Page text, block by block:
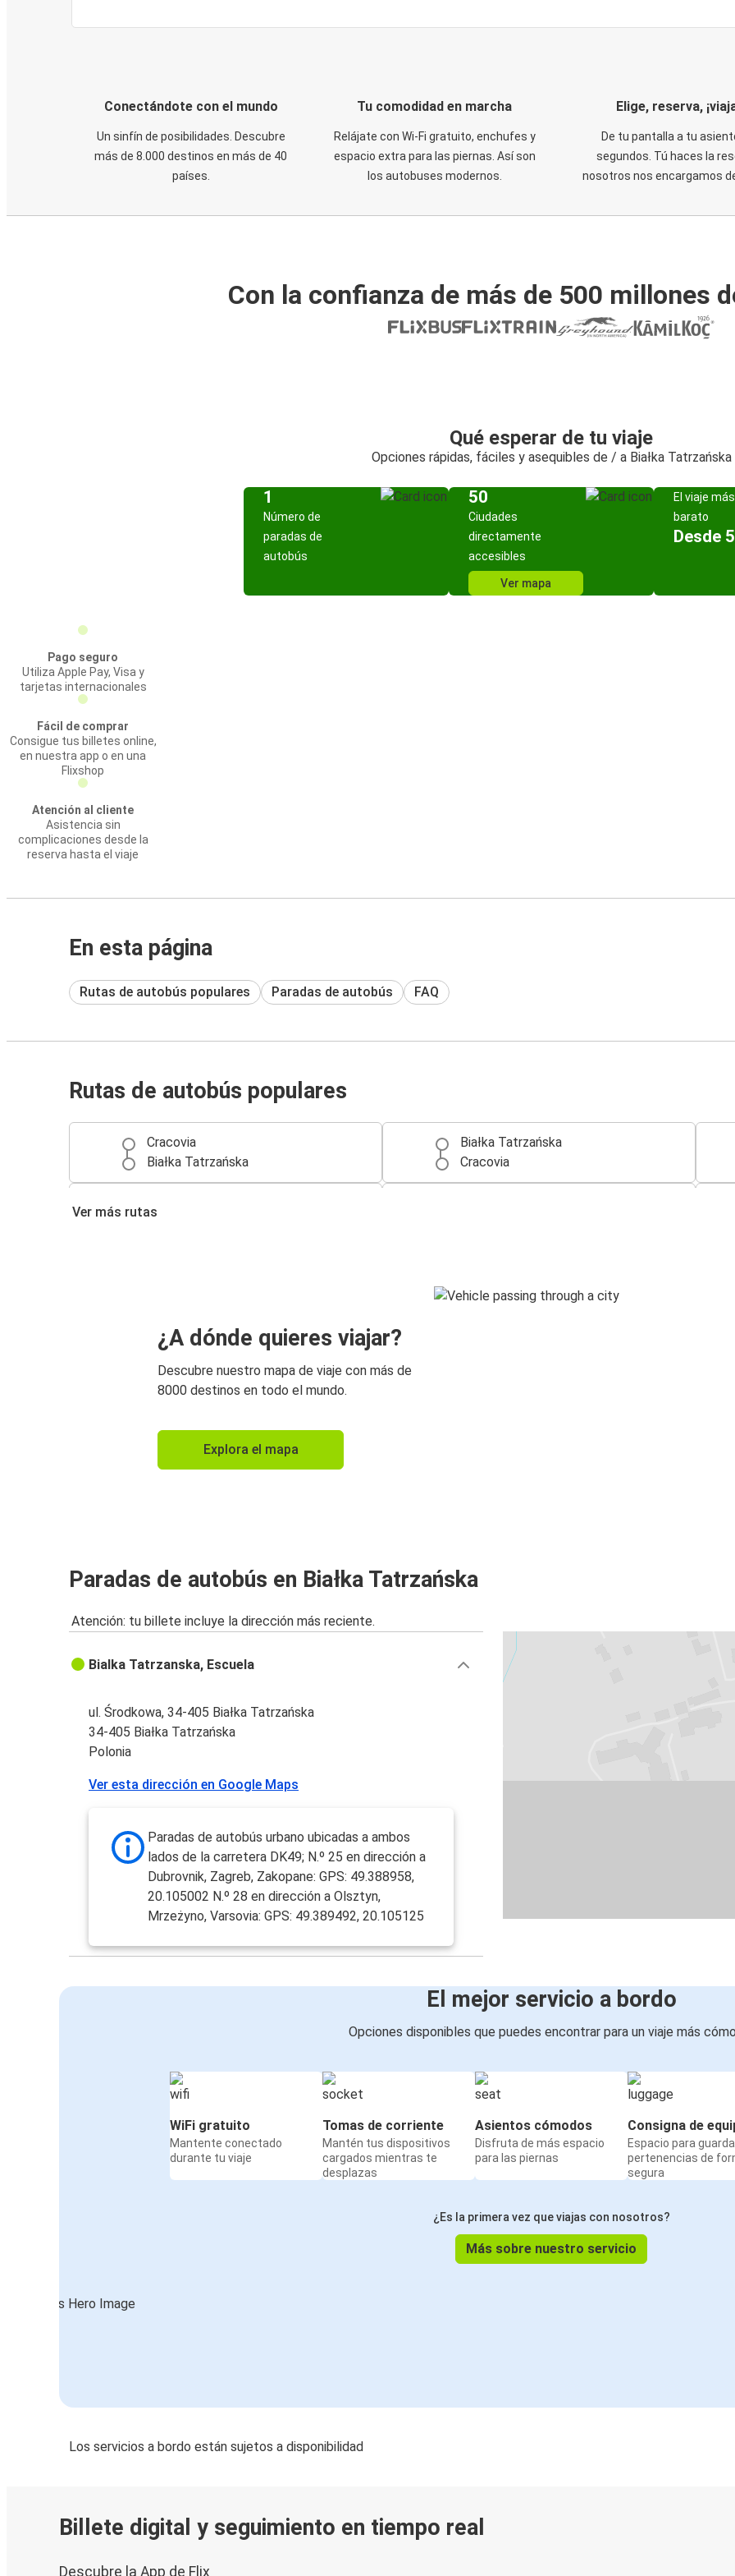
Conectándote con el mundo
Un sinfín de posibilidades. Descubre
más de 8.000 destinos en más de 40
países.
Tu comodidad en marcha
Relájate con Wi-Fi gratuito, enchufes y
espacio extra para las piernas. Así son
los autobuses modernos.
Elige, reserva,
De tu pantalla a tu
segundos. Tú haces la
nosotros nos encargamos
Con la confianza de más de 500 millones
Qué esperar de tu viaje
Opciones rápidas, fáciles y asequibles de / a Białka Tatrzańska
1
Número de
paradas de
autobús
50
Ciudades
directamente
accesibles
Ver mapa
El viaje más
barato
Desde
Pago seguro
Utiliza Apple Pay, Visa y
tarjetas internacionales
Fácil de comprar
Consigue tus billetes online,
en nuestra app o en una
Flixshop
Atención al cliente
Asistencia sin
complicaciones desde la
reserva hasta el viaje
En esta página
Rutas de autobús populares Paradas de autobús FAQ
Rutas de autobús populares
Cracovia
Białka Tatrzańska
Białka Tatrzańska
Cracovia
Ver más rutas
¿A dónde quieres viajar?
Descubre nuestro mapa de viaje con más de
8000 destinos en todo el mundo.
Explora el mapa
Paradas de autobús en Białka Tatrzańska
Atención: tu billete incluye la dirección más reciente.
Bialka Tatrzanska, Escuela
ul. Środkowa, 34-405 Białka Tatrzańska
34-405 Białka Tatrzańska
Polonia
Ver esta dirección en Google Maps
Paradas de autobús urbano ubicadas a ambos
lados de la carretera DK49; N.º 25 en dirección a
Dubrovnik, Zagreb, Zakopane: GPS: 49.388958,
20.105002 N.º 28 en dirección a Olsztyn,
Mrzeżyno, Varsovia: GPS: 49.389492, 20.105125
El mejor servicio a bordo
Opciones disponibles que puedes encontrar para un viaje más
WiFi gratuito
Mantente conectado
durante tu viaje
Tomas de corriente
Mantén tus dispositivos
cargados mientras te
desplazas
Asientos cómodos
Disfruta de más espacio
para las piernas
Consigna de
Espacio para
pertenencias de
segura
¿Es la primera vez que viajas con nosotros?
Más sobre nuestro servicio
Los servicios a bordo están sujetos a disponibilidad
Billete digital y seguimiento en tiempo real
Descubre la App de Flix